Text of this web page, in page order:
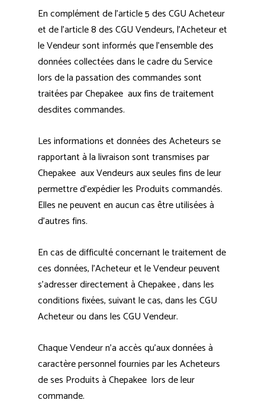
En complément de l’article 5 des CGU Acheteur
et de l’article 8 des CGU Vendeurs, l’Acheteur et
le Vendeur sont informés que l’ensemble des
données collectées dans le cadre du Service
lors de la passation des commandes sont
traitées par Chepakee aux fins de traitement
desdites commandes.
Les informations et données des Acheteurs se
rapportant à la livraison sont transmises par
Chepakee aux Vendeurs aux seules fins de leur
permettre d’expédier les Produits commandés.
Elles ne peuvent en aucun cas être utilisées à
d’autres fins.
En cas de difficulté concernant le traitement de
ces données, l’Acheteur et le Vendeur peuvent
s’adresser directement à Chepakee , dans les
conditions fixées, suivant le cas, dans les CGU
Acheteur ou dans les CGU Vendeur.
Chaque Vendeur n’a accès qu’aux données à
caractère personnel fournies par les Acheteurs
de ses Produits à Chepakee lors de leur
commande.